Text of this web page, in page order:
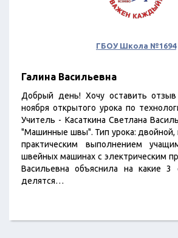
ГБОУ Школа №1694
Галина Васильевна
Добрый день! Хочу оставить
ноября открытого урока по
Учитель - Касаткина Светлана
"Машинные швы". Тип урока: двойной,
практическим выполнением
швейных машинах с электрическим
Васильевна объяснила на какие 3
делятся…